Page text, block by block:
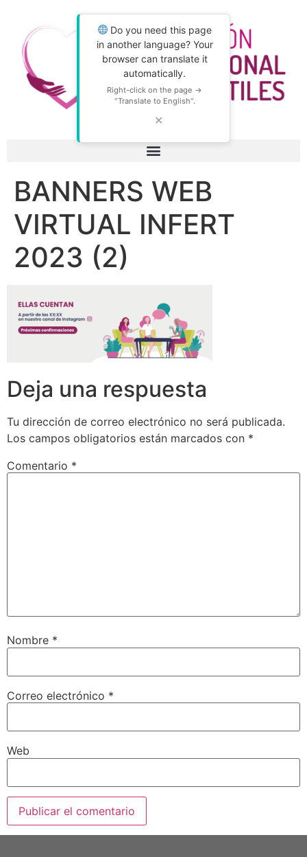
Do you need this page
in another language? Your
browser can translate it
automatically.
Right-click on the page →
"Translate to English".
✕
BANNERS WEB
VIRTUAL INFERT
2023 (2)
Deja una respuesta
Tu dirección de correo electrónico no será publicada.
Los campos obligatorios están marcados con *
Comentario *
Nombre *
Correo electrónico *
Web